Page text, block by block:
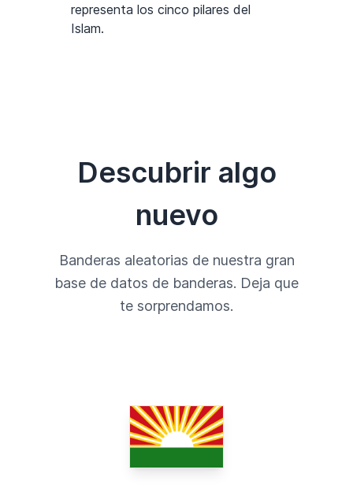
representa los cinco pilares del
Islam.
Descubrir algo
nuevo
Banderas aleatorias de nuestra gran
base de datos de banderas. Deja que
te sorprendamos.